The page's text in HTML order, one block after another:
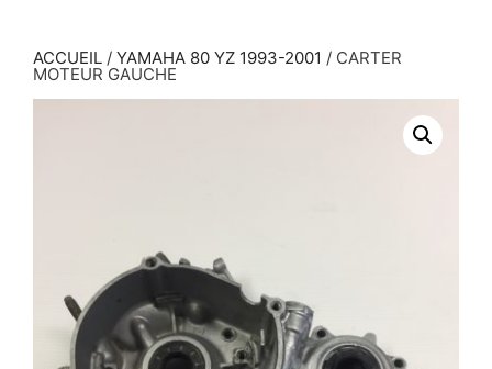
ACCUEIL / YAMAHA 80 YZ 1993-2001 / CARTER
MOTEUR GAUCHE